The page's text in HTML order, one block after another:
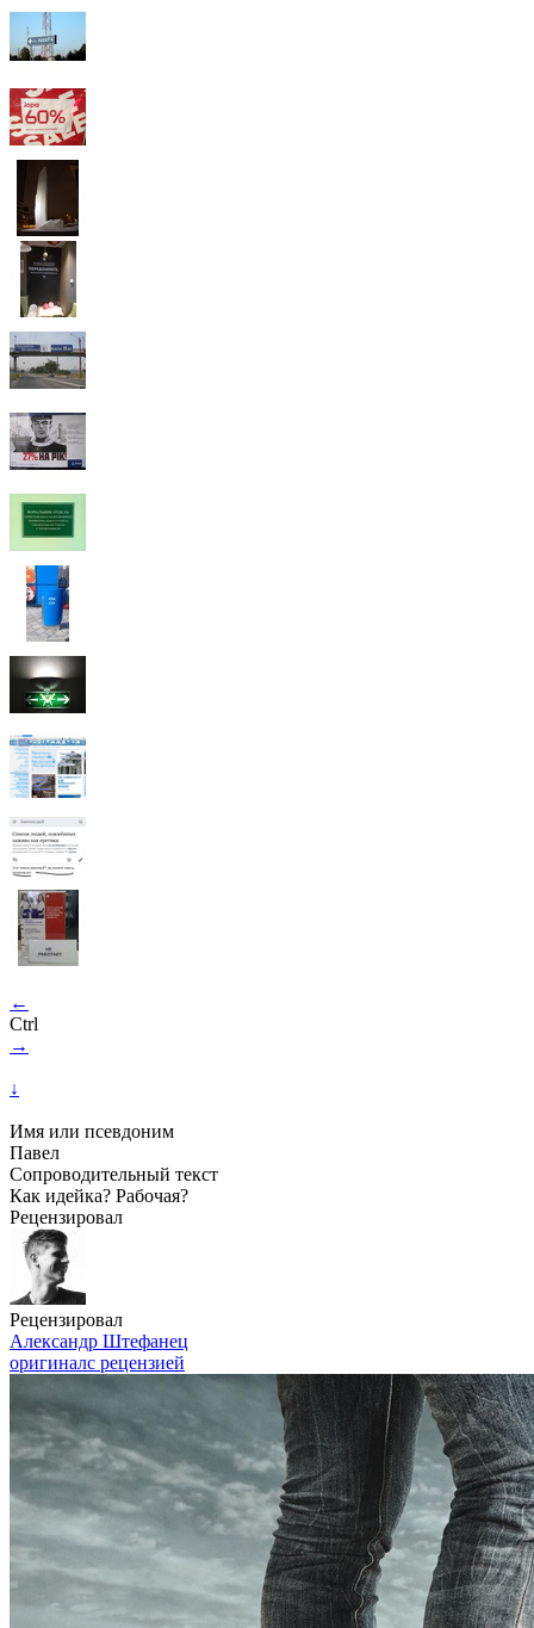
←
Ctrl
→
↓
Имя или псевдоним
Павел
Сопроводительный текст
Как идейка? Рабочая?
Рецензировал
Рецензировал
Александр Штефанец
оригиналс рецензией